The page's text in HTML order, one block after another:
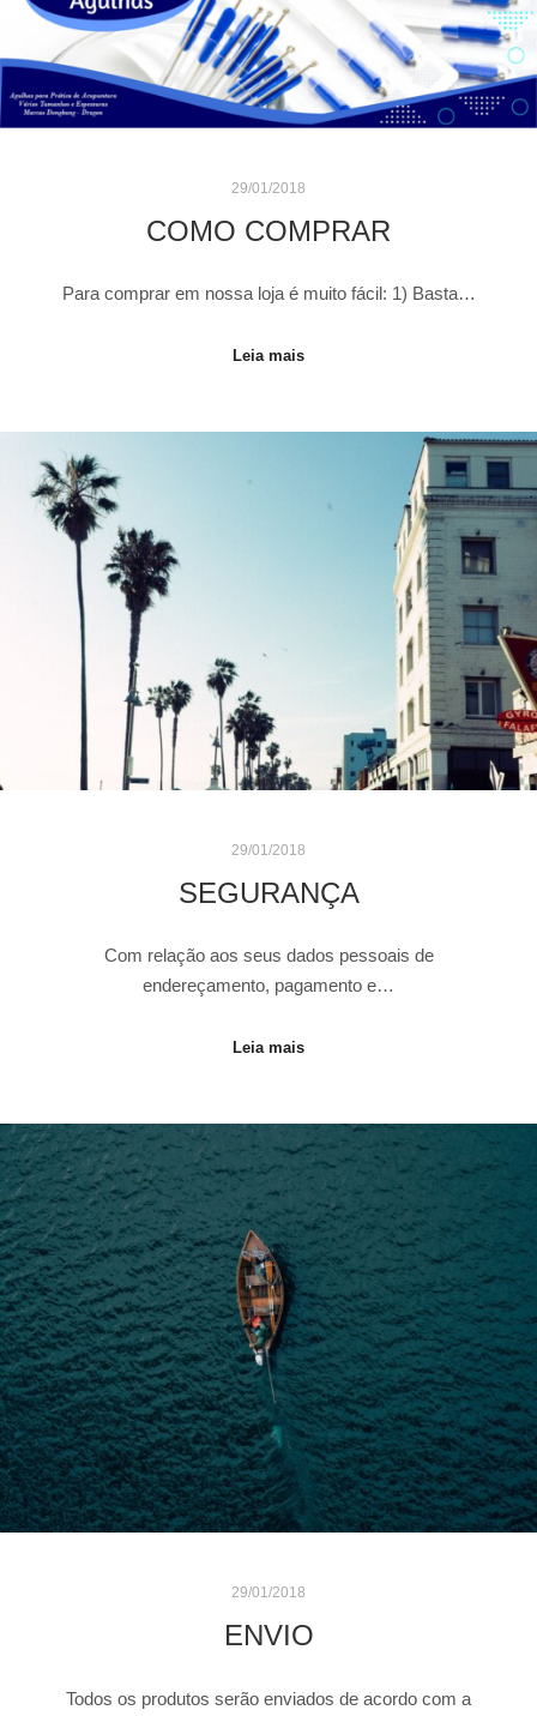
29/01/2018
COMO COMPRAR
Para comprar em nossa loja é muito fácil: 1) Basta…
Leia mais
29/01/2018
SEGURANÇA
Com relação aos seus dados pessoais de
endereçamento, pagamento e…
Leia mais
29/01/2018
ENVIO
Todos os produtos serão enviados de acordo com a